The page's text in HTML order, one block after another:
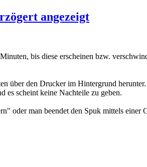
angezeigt
bis diese erscheinen bzw.
über den Drucker im Hintergrund
es scheint keine Nachteile zu geben.
oder man beendet den Spuk mittels einer